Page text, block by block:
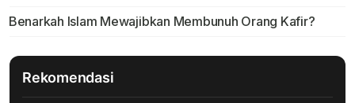
Benarkah Islam Mewajibkan Membunuh Orang Kafir?
Rekomendasi